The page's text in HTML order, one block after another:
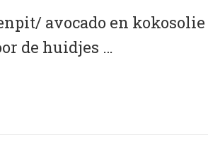
avocado en
de huidjes …